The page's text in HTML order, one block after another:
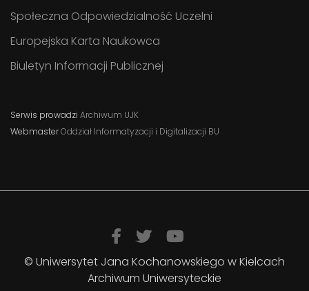
Społeczna Odpowiedzialność Uczelni
Europejska Karta Naukowca
Biuletyn Informacji Publicznej
Serwis prowadzi Archiwum UJK
WebmasterOddział Informatyzacji i Digitalizacji BU
© Uniwersytet Jana Kochanowskiego w Kielcach
Archiwum Uniwersyteckie